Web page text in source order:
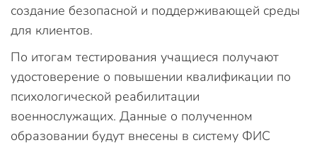
создание безопасной и поддерживающей среды
для клиентов.
По итогам тестирования учащиеся получают
удостоверение о повышении квалификации по
психологической реабилитации
военнослужащих. Данные о полученном
образовании будут внесены в систему ФИС